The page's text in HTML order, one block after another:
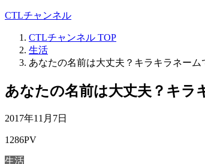
CTLチャンネル
CTLチャンネル TOP
生活
あなたの名前は大丈夫？キラキラネーム
あなたの名前は大丈夫？キラ
2017年11月7日
1286PV
生活